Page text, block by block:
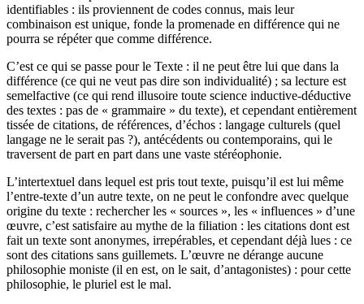
identifiables : ils proviennent de codes connus, mais leur
combinaison est unique, fonde la promenade en différence qui ne
pourra se répéter que comme différence.
C’est ce qui se passe pour le Texte : il ne peut être lui que dans la
différence (ce qui ne veut pas dire son individualité) ; sa lecture est
semelfactive (ce qui rend illusoire toute science inductive-déductive
des textes : pas de « grammaire » du texte), et cependant entièrement
tissée de citations, de références, d’échos : langage culturels (quel
langage ne le serait pas ?), antécédents ou contemporains, qui le
traversent de part en part dans une vaste stéréophonie.
L’intertextuel dans lequel est pris tout texte, puisqu’il est lui même
l’entre-texte d’un autre texte, on ne peut le confondre avec quelque
origine du texte : rechercher les « sources », les « influences » d’une
œuvre, c’est satisfaire au mythe de la filiation : les citations dont est
fait un texte sont anonymes, irrepérables, et cependant déjà lues : ce
sont des citations sans guillemets. L’œuvre ne dérange aucune
philosophie moniste (il en est, on le sait, d’antagonistes) : pour cette
philosophie, le pluriel est le mal.